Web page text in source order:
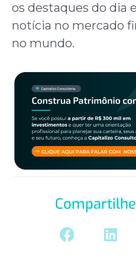
os destaques do dia
notícia no mercado
no mundo.